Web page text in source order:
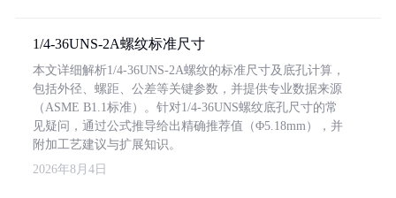
1/4-36UNS-2A螺纹标准尺寸
本文详细解析1/4-36UNS-2A螺纹的标准尺寸及底孔计算，
包括外径、螺距、公差等关键参数，并提供专业数据来源
（ASME B1.1标准）。针对1/4-36UNS螺纹底孔尺寸的常
见疑问，通过公式推导给出精确推荐值（Φ5.18mm），并
附加工艺建议与扩展知识。
2026年8月4日